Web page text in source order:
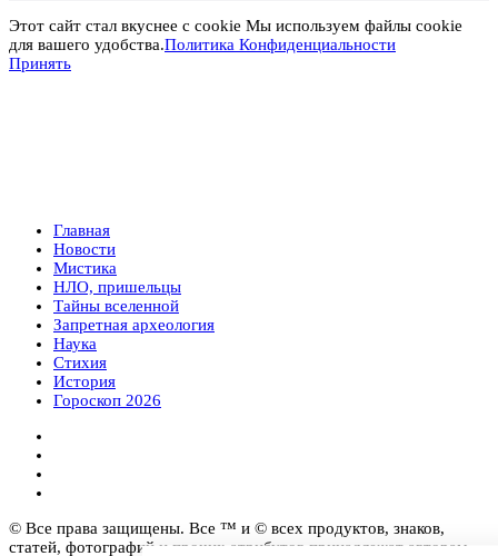
Этот сайт стал вкуснее с cookie Мы используем файлы cookie
для вашего удобства.Политика Конфиденциальности
Принять
Главная
Новости
Мистика
НЛО, пришельцы
Тайны вселенной
Запретная археология
Наука
Стихия
История
Гороскоп 2026
© Все права защищены. Все ™ и © всех продуктов, знаков,
статей, фотографий и прочих атрибутов принадлежат авторам